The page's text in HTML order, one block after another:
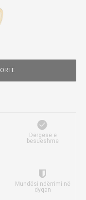
Dërgesë e
besueshme
Mundësi ndërrimi në
dyqan